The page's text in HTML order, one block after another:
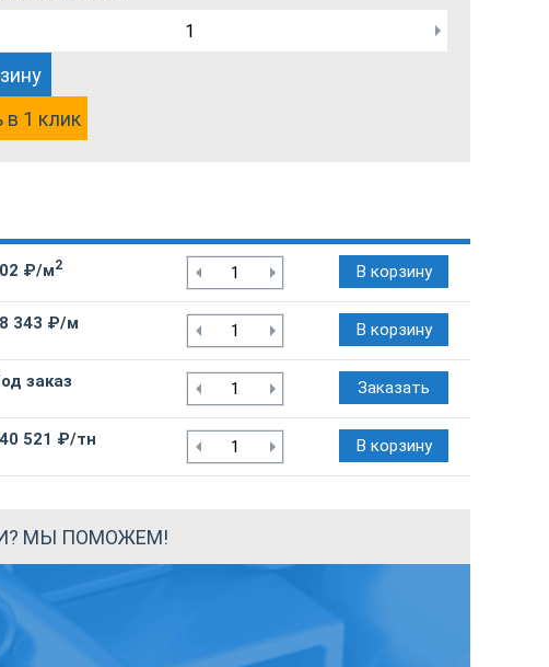
в 1 клик
₽/м2 В корзину
343 ₽/м В корзину
заказ Заказать
521 ₽/тн В корзину
МЫ ПОМОЖЕМ!